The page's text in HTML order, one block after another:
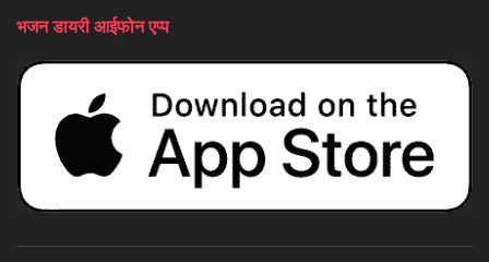
भजन डायरी आईफोन एप्प